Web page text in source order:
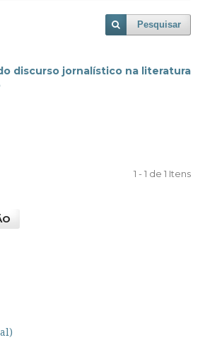
Pesquisar
discurso jornalístico na literatura
1 - 1 de 1 Itens